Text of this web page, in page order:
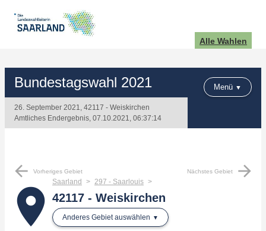
Alle Wahlen
Bundestagswahl 2021
26. September 2021, 42117 - Weiskirchen
Amtliches Endergebnis, 07.10.2021, 06:37:14
Menü
arrow_back Vorheriges Gebiet Nächstes Gebiet arrow_forward
place
Saarland 297 - Saarlouis
42117 - Weiskirchen
Anderes Gebiet auswählen